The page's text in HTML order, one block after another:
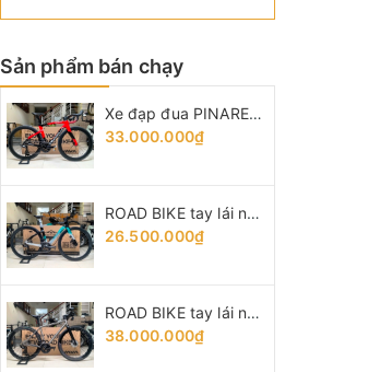
Sản phẩm bán chạy
Xe đạp đua PINARELLO DOGMA F (F14) - Khung, vành Full Carbon, Full group Shimano 105 R7120 thắng đĩa dầu. Màu Đen/Đỏ
33.000.000₫
ROAD BIKE tay lái ngang PINA F14, Khung carbon - vành nhôm, groupsets Shimano 105. Thắng đĩa dầu
26.500.000₫
ROAD BIKE tay lái ngang HI-LIGHT R6 Disc, Khung TITANIUM - vành Carbon, groupsets Shimano 105 R7000 thắng dĩa dầu
38.000.000₫